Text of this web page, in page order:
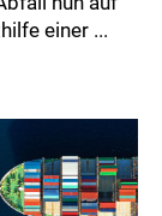
einer ...